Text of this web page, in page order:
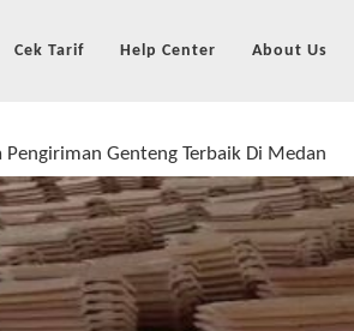
Cek Tarif Help Center About Us
Pengiriman Genteng Terbaik Di Medan